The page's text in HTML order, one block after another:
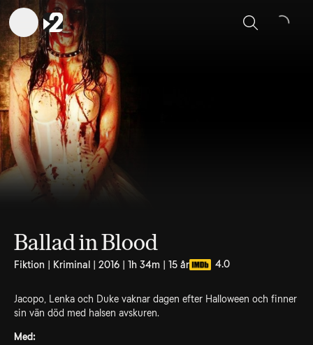
Sök
Ballad in Blood
Fiktion | Kriminal | 2016 | 1h 34m | 15 år 4.0
Jacopo, Lenka och Duke vaknar dagen efter Halloween och finner
sin vän död med halsen avskuren.
Med: